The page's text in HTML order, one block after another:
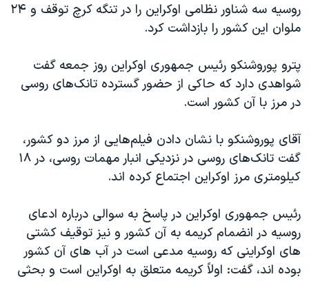
صفحه‌های ویژه
سفر پرزیدنت ترامپ به چین
روسیه سه شناور نظامی اوکراین را در تنگه کرچ توقف و ۲۴
ملوان این کشور را بازداشت کرد.
پترو پوروشنکو رئیس جمهوری اوکراین روز جمعه گفت
شواهدی دارد که حاکی از حضور گسترده تانک‌های روسی
در مرز با آن کشور است.
آقای پوروشنکو با نشان دادن فیلم‌هایی از مرز دو کشور،
گفت تانک‌های روسی در نزدیکی انبار مهمات روسی، در ۱۸
کیلومتری مرز اوکراین اجتماع کرده اند.
رئیس جمهوری اوکراین در پاسخ به سوالی درباره ادعای
روسیه در انضمام کریمه به آن کشور و نیز توقیف کشتی
های اوکراینی که روسیه مدعی است در آب های آن کشور
بوده اند، گفت: اولاً کریمه متعلق به اوکراین است و بحثی